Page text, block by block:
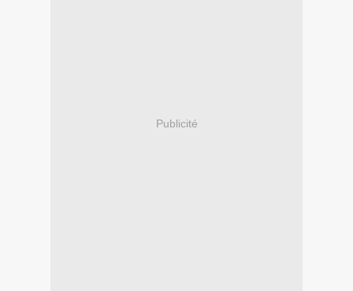
Publicité